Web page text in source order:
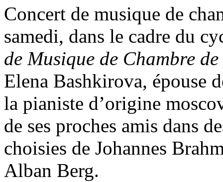
Concert de musique de
samedi, dans le cadre du
de Musique de Chambre
Elena Bashkirova, épouse
la pianiste d’origine
de ses proches amis dans
choisies de Johannes
Alban Berg.